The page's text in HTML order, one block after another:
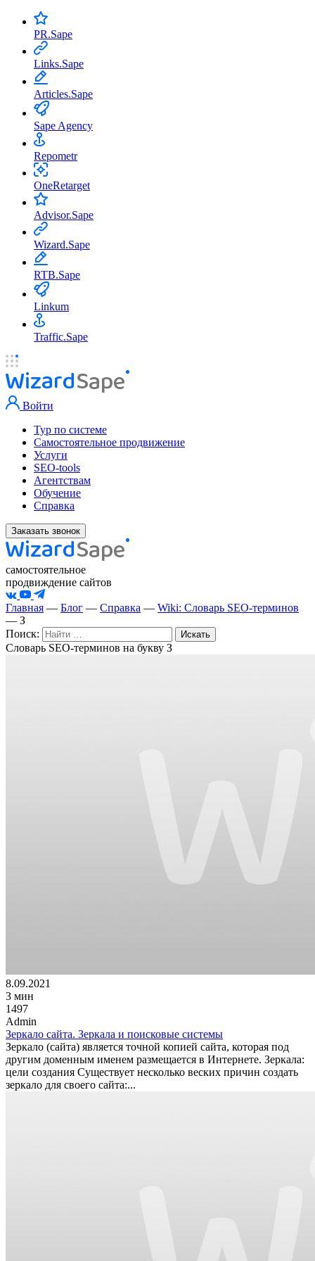
PR.Sape
Links.Sape
Articles.Sape
Sape Agency
Repometr
OneRetarget
Advisor.Sape
Wizard.Sape
RTB.Sape
Linkum
Traffic.Sape
Войти
Тур по системе
Самостоятельное продвижение
Услуги
SEO-tools
Агентствам
Обучение
Справка
Заказать звонок
самостоятельное
продвиждение сайтов
Главная — Блог — Справка — Wiki: Словарь SEO-терминов
— З
Поиск:
Словарь SEO-терминов на букву З
8.09.2021
3 мин
1497
Admin
Зеркало сайта. Зеркала и поисковые системы
Зеркало (сайта) является точной копией сайта, которая под
другим доменным именем размещается в Интернете. Зеркала:
цели создания Существует несколько веских причин создать
зеркало для своего сайта:...